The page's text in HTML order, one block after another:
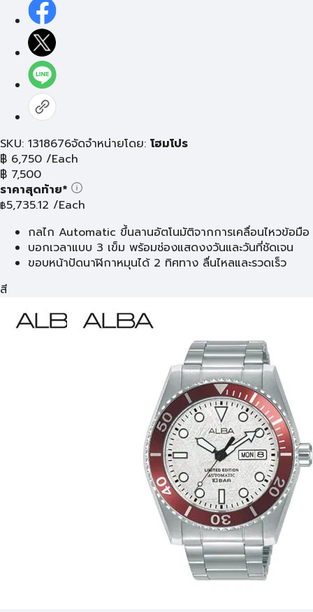
SKU: 1318676จัดจำหน่ายโดย: โฮมโปร
฿ 6,750 /Each
฿ 7,500
ราคาสุดท้าย*
฿5,735.12 /Each
กลไก Automatic ขึ้นลานอัตโนมัติจากการเคลื่อนไหวข้อมือ
บอกเวลาแบบ 3 เข็ม พร้อมช่องแสดงงวันและวันที่ชัดเจน
ขอบหน้าปัดนาฬิกาหมุนได้ 2 ทิศทาง ลื่นไหลและรวดเร็ว
สี